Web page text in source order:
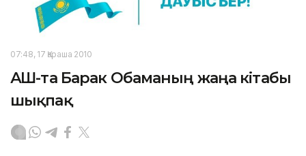
07:48, 17 Қараша 2010
АҚШ-та Барак Обаманың жаңа кітабы
шықпақ